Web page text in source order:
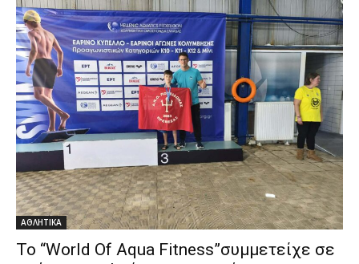
ΑΘΛΗΤΙΚΑ
Το “World Of Aqua Fitness”συμμετείχε σε